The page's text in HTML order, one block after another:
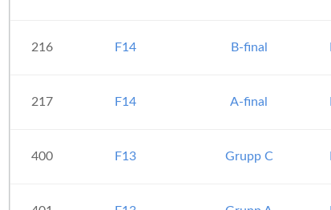
216 F14 B-final
217 F14 A-final
400 F13 Grupp C